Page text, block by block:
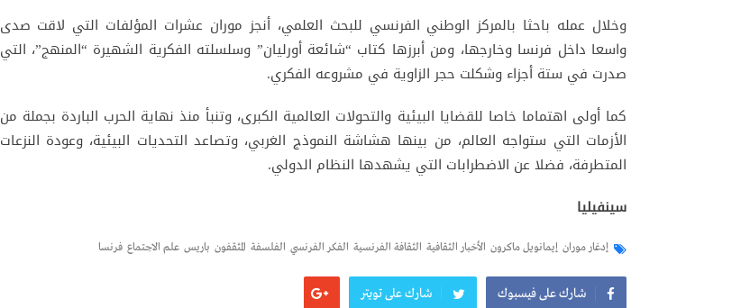
وخلال عمله باحثا بالمركز الوطني الفرنسي للبحث العلمي، أنجز موران عشرات المؤلفات التي لاقت صدى
واسعا داخل فرنسا وخارجها، ومن أبرزها كتاب “شائعة أورليان” وسلسلته الفكرية الشهيرة “المنهج”، التي
صدرت في ستة أجزاء وشكلت حجر الزاوية في مشروعه الفكري.
كما أولى اهتماما خاصا للقضايا البيئية والتحولات العالمية الكبرى، وتنبأ منذ نهاية الحرب الباردة بجملة من
الأزمات التي ستواجه العالم، من بينها هشاشة النموذج الغربي، وتصاعد التحديات البيئية، وعودة النزعات
المتطرفة، فضلا عن الاضطرابات التي يشهدها النظام الدولي.
سينفيليا
إدغار موران إيمانويل ماكرون الأخبار الثقافية الثقافة الفرنسية الفكر الفرنسي الفلسفة المثقفون باريس علم الاجتماع فرنسا
شارك على فيسبوك شارك على تويتر